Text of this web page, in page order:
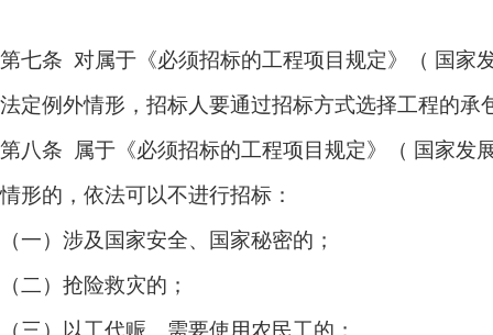
第七条 对属于《必须招标的工程项目规定》（ 国家
法定例外情形，招标人要通过招标方式选择工程的承
第八条 属于《必须招标的工程项目规定》（ 国家发
情形的，依法可以不进行招标：
（一）涉及国家安全、国家秘密的；
（二）抢险救灾的；
（三）以工代赈、需要使用农民工的；